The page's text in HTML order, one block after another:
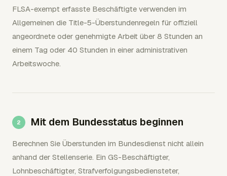
FLSA-exempt erfasste Beschäftigte verwenden im
Allgemeinen die Title-5-Überstundenregeln für offiziell
angeordnete oder genehmigte Arbeit über 8 Stunden an
einem Tag oder 40 Stunden in einer administrativen
Arbeitswoche.
Mit dem Bundesstatus beginnen
Berechnen Sie Überstunden im Bundesdienst nicht allein
anhand der Stellenserie. Ein GS-Beschäftigter,
Lohnbeschäftigter, Strafverfolgungsbediensteter,